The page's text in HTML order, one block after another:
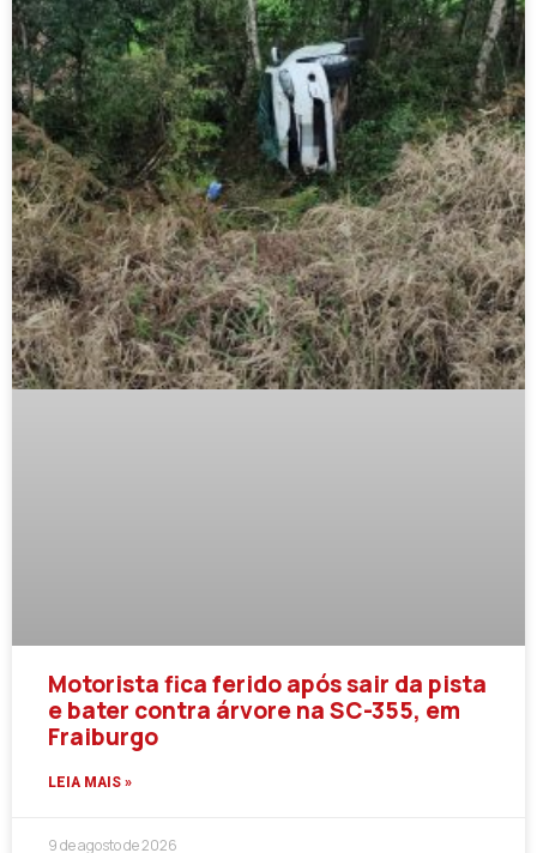
Motorista fica ferido após sair da pista
e bater contra árvore na SC-355, em
Fraiburgo
LEIA MAIS »
9 de agosto de 2026